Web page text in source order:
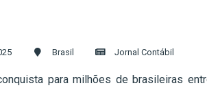
Brasil Jornal Contábil
para milhões de brasileiras